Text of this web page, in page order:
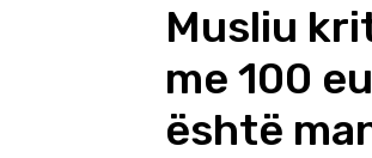
Musliu
me 100
është